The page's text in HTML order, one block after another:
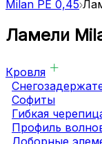
Milan PE 0,45
Ламели
Кровля
Софиты
Гибкая
Профиль
Доборные